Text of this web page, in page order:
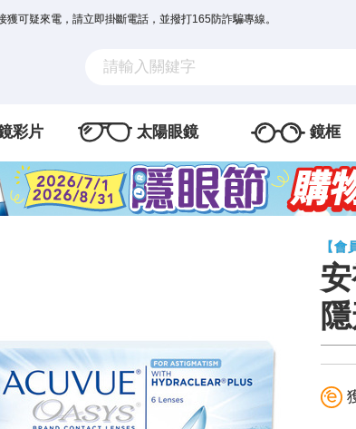
可疑來電，請立即掛斷電話，並撥打165防詐騙專線。
彩片 太陽眼鏡 鏡框
【